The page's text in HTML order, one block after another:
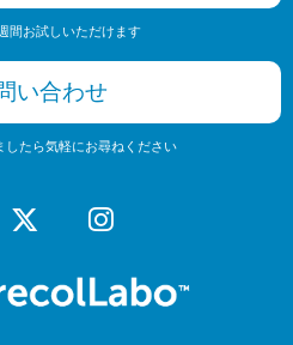
間お試しいただけます
い合わせ
したら気軽にお尋ねください